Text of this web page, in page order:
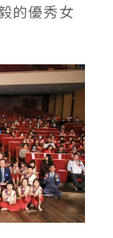
的優秀女